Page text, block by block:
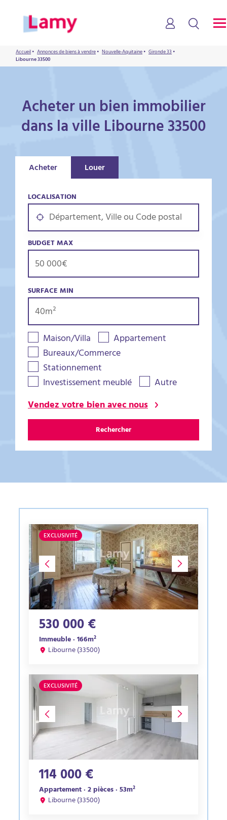
Accueil• Annonces de biens à vendre• Nouvelle-Aquitaine• Gironde 33•
Libourne 33500
Acheter un bien immobilier
dans la ville Libourne 33500
Acheter Louer
LOCALISATION
BUDGET MAX
SURFACE MIN
Maison/Villa
Appartement
Bureaux/Commerce
Stationnement
Investissement meublé
Autre
Vendez votre bien avec nous
Rechercher
EXCLUSIVITÉ
530 000 €
Immeuble · 166m²
Libourne (33500)
EXCLUSIVITÉ
114 000 €
Appartement · 2 pièces · 53m²
Libourne (33500)